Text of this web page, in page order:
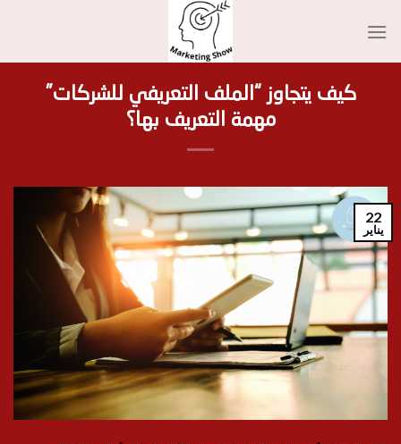
كيف يتجاوز “الملف التعريفي للشركات”
مهمة التعريف بها؟
22
يناير